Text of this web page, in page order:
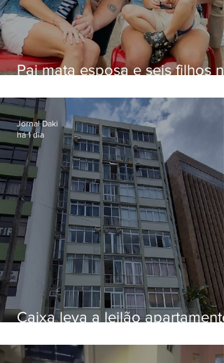
Pai mata esposa e seis filhos
Caixa leva a leilão apartamento
Botafogo
Jornal Daki
há 1 dia